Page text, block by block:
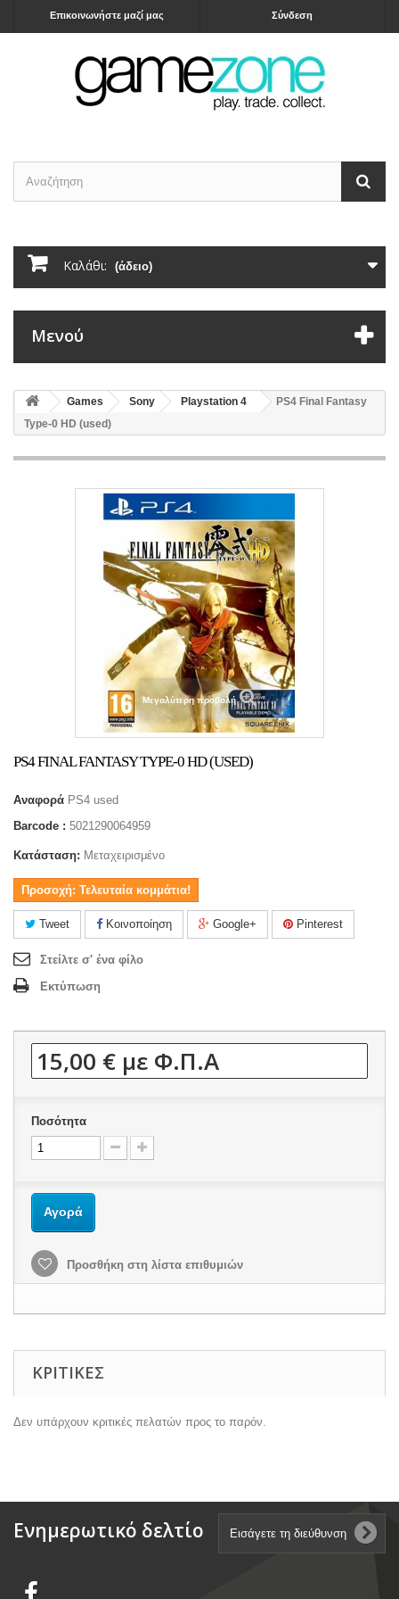
Σύνδεση
Επικοινωνήστε μαζί μας
Καλάθι: (άδειο)
Μενού
Games Sony Playstation 4
PS4 Final Fantasy
Type-0 HD (used)
Μεγαλύτερη προβολή
PS4 FINAL FANTASY TYPE-0 HD (USED)
Αναφορά PS4 used
Barcode : 5021290064959
Κατάσταση: Μεταχειρισμένο
Προσοχή: Τελευταία κομμάτια!
Tweet Κοινοποίηση Google+ Pinterest
Στείλτε σ' ένα φίλο
Εκτύπωση
15,00 € με Φ.Π.Α
Ποσότητα
Αγορά
Προσθήκη στη λίστα επιθυμιών
ΚΡΙΤΙΚΈΣ
Δεν υπάρχουν κριτικές πελατών προς το παρόν.
Ενημερωτικό δελτίο